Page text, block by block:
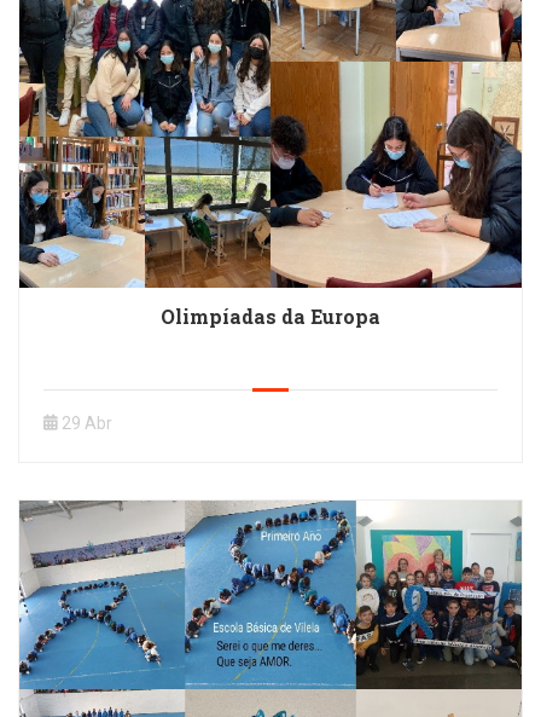
Olimpíadas da Europa
29 Abr